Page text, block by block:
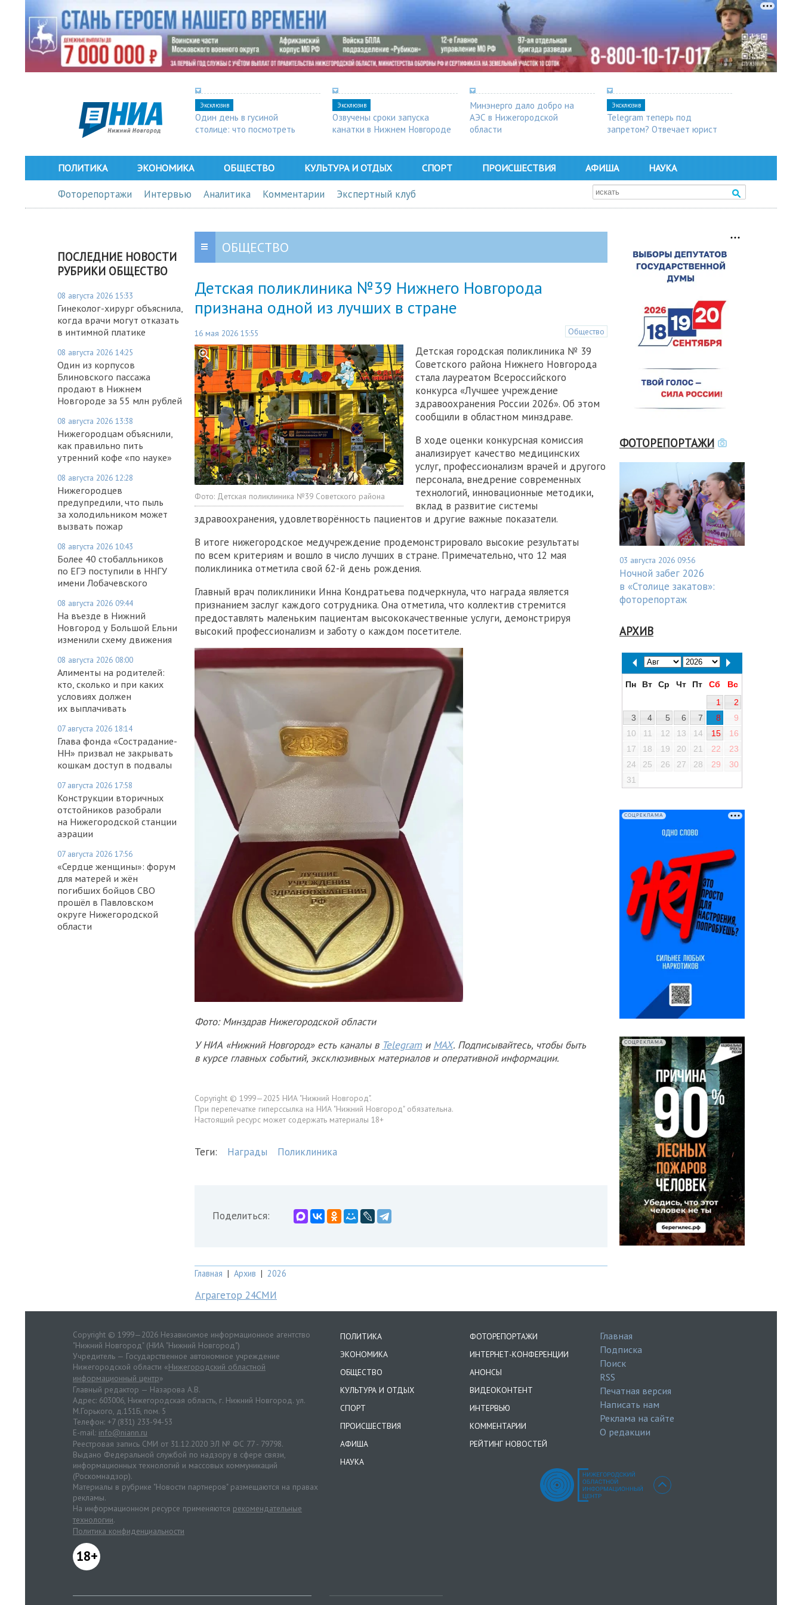
Эксклюзив
Один день в гусиной
столице: что посмотреть
Эксклюзив
Озвучены сроки запуска
канатки в Нижнем Новгороде
Минэнерго дало добро на
АЭС в Нижегородской
области
Эксклюзив
Telegram теперь под
запретом? Отвечает юрист
ПОЛИТИКА ЭКОНОМИКА ОБЩЕСТВО КУЛЬТУРА И ОТДЫХ СПОРТ ПРОИСШЕСТВИЯ АФИША НАУКА
Фоторепортажи Интервью Аналитика Комментарии Экспертный клуб
ПОСЛЕДНИЕ НОВОСТИ
РУБРИКИ ОБЩЕСТВО
08 августа 2026 15:33
Гинеколог-хирург объяснила,
когда врачи могут отказать
в интимной платике
08 августа 2026 14:25
Один из корпусов
Блиновского пассажа
продают в Нижнем
Новгороде за 55 млн рублей
08 августа 2026 13:38
Нижегородцам объяснили,
как правильно пить
утренний кофе «по науке»
08 августа 2026 12:28
Нижегородцев
предупредили, что пыль
за холодильником может
вызвать пожар
08 августа 2026 10:43
Более 40 стобалльников
по ЕГЭ поступили в ННГУ
имени Лобачевского
08 августа 2026 09:44
На въезде в Нижний
Новгород у Большой Ельни
изменили схему движения
08 августа 2026 08:00
Алименты на родителей:
кто, сколько и при каких
условиях должен
их выплачивать
07 августа 2026 18:14
Глава фонда «Сострадание-
НН» призвал не закрывать
кошкам доступ в подвалы
07 августа 2026 17:58
Конструкции вторичных
отстойников разобрали
на Нижегородской станции
аэрации
07 августа 2026 17:56
«Сердце женщины»: форум
для матерей и жён
погибших бойцов СВО
прошёл в Павловском
округе Нижегородской
области
ОБЩЕСТВО
Детская поликлиника №39 Нижнего Новгорода
признана одной из лучших в стране
16 мая 2026 15:55 Общество
Фото: Детская поликлиника №39 Советского района
Детская городская поликлиника № 39
Советского района Нижнего Новгорода
стала лауреатом Всероссийского
конкурса «Лучшее учреждение
здравоохранения России 2026». Об этом
сообщили в областном минздраве.
В ходе оценки конкурсная комиссия
анализирует качество медицинских
услуг, профессионализм врачей и другого
персонала, внедрение современных
технологий, инновационные методики,
вклад в развитие системы
здравоохранения, удовлетворённость пациентов и другие важные показатели.
В итоге нижегородское медучреждение продемонстрировало высокие результаты
по всем критериям и вошло в число лучших в стране. Примечательно, что 12 мая
поликлиника отметила свой 62-й день рождения.
Главный врач поликлиники Инна Кондратьева подчеркнула, что награда является
признанием заслуг каждого сотрудника. Она отметила, что коллектив стремится
предоставлять маленьким пациентам высококачественные услуги, демонстрируя
высокий профессионализм и заботу о каждом посетителе.
Фото: Минздрав Нижегородской области
У НИА «Нижний Новгород» есть каналы в Telegram и MAX. Подписывайтесь, чтобы быть
в курсе главных событий, эксклюзивных материалов и оперативной информации.
Copyright © 1999—2025 НИА "Нижний Новгород".
При перепечатке гиперссылка на НИА "Нижний Новгород" обязательна.
Настоящий ресурс может содержать материалы 18+
Теги: Награды Поликлиника
Поделиться:
Главная | Архив | 2026
Аграгетор 24СМИ
ФОТОРЕПОРТАЖИ
03 августа 2026 09:56
Ночной забег 2026
в «Столице закатов»:
фоторепортаж
АРХИВ
Пн Вт Ср Чт Пт Сб
Вс
1
2
3
4 5 6 7 8
9
10
11 12 13 14 15
16
17
18 19 20 21 22
23
24
25 26 27 28 29
30
31
СОЦРЕКЛАМА
СОЦРЕКЛАМА
Copyright © 1999—2026 Независимое информационное агентство
"Нижний Новгород" (НИА "Нижний Новгород")
Учредитель — Государственное автономное учреждение
Нижегородской области «Нижегородский областной
информационный центр»
Главный редактор — Назарова А.В.
Адрес: 603006, Нижегородская область, г. Нижний Новгород. ул.
М.Горького, д.151Б, пом. 5
Телефон: +7 (831) 233-94-53
E-mail: info@niann.ru
Реестровая запись СМИ от 31.12.2020 ЭЛ № ФС 77 - 79798.
Выдано Федеральной службой по надзору в сфере связи,
информационных технологий и массовых коммуникаций
(Роскомнадзор).
Материалы в рубрике "Новости партнеров" размещаются на правах
рекламы.
На информационном ресурсе применяются рекомендательные
технологии.
Политика конфиденциальности
18+
ПОЛИТИКА
ЭКОНОМИКА
ОБЩЕСТВО
КУЛЬТУРА И ОТДЫХ
СПОРТ
ПРОИСШЕСТВИЯ
АФИША
НАУКА
ФОТОРЕПОРТАЖИ
ИНТЕРНЕТ-КОНФЕРЕНЦИИ
АНОНСЫ
ВИДЕОКОНТЕНТ
ИНТЕРВЬЮ
КОММЕНТАРИИ
РЕЙТИНГ НОВОСТЕЙ
Главная
Подписка
Поиск
RSS
Печатная версия
Написать нам
Реклама на сайте
О редакции